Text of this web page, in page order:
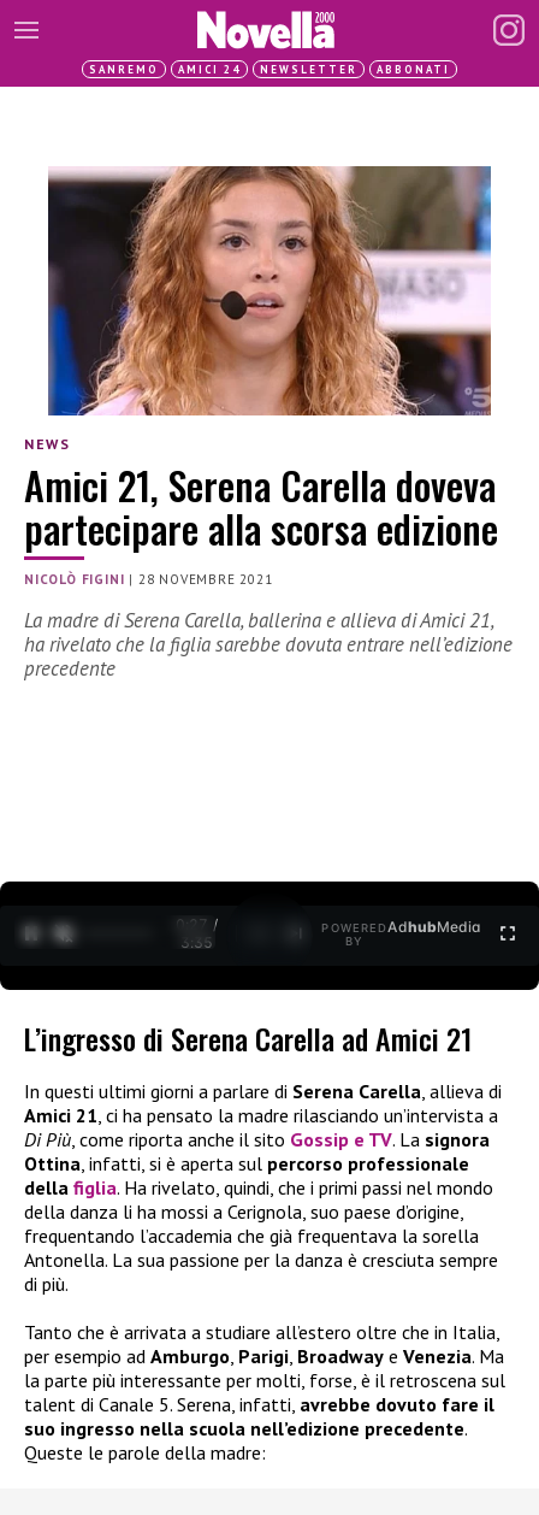
SANREMO AMICI 24 NEWSLETTER ABBONATI
NEWS
Amici 21, Serena Carella doveva
partecipare alla scorsa edizione
NICOLÒ FIGINI | 28 NOVEMBRE 2021
La madre di Serena Carella, ballerina e allieva di Amici 21,
ha rivelato che la figlia sarebbe dovuta entrare nell’edizione
precedente
0:27 /
3:35
POWERED
BY
AdhubMedia
L’ingresso di Serena Carella ad Amici 21
In questi ultimi giorni a parlare di Serena Carella, allieva di
Amici 21, ci ha pensato la madre rilasciando un’intervista a
Di Più, come riporta anche il sito Gossip e TV. La signora
Ottina, infatti, si è aperta sul percorso professionale
della figlia. Ha rivelato, quindi, che i primi passi nel mondo
della danza li ha mossi a Cerignola, suo paese d’origine,
frequentando l’accademia che già frequentava la sorella
Antonella. La sua passione per la danza è cresciuta sempre
di più.
Tanto che è arrivata a studiare all’estero oltre che in Italia,
per esempio ad Amburgo, Parigi, Broadway e Venezia. Ma
la parte più interessante per molti, forse, è il retroscena sul
talent di Canale 5. Serena, infatti, avrebbe dovuto fare il
suo ingresso nella scuola nell’edizione precedente.
Queste le parole della madre: